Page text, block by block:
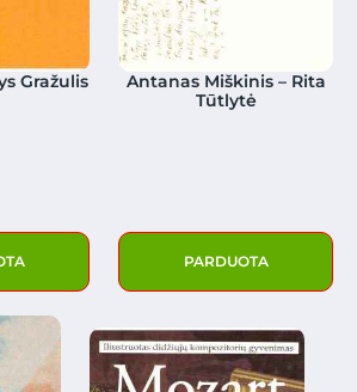
Gražulis
Antanas Miškinis – Rita
Tūtlytė
PARDUOTA